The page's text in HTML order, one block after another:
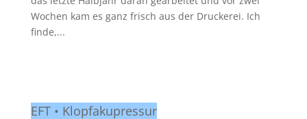
Wochen kam es ganz frisch aus der Druckerei. Ich
finde,...
EFT • Klopfakupressur